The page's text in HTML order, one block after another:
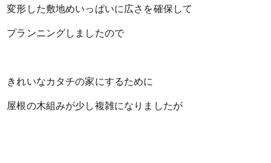
変形した敷地めいっぱいに広さを確保して
プランニングしましたので
きれいなカタチの家にするために
屋根の木組みが少し複雑になりましたが